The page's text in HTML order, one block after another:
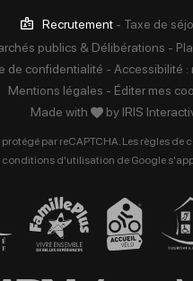
Recrutement - Taxe de
publics & Délibérations -
de confidentialité - Accessibilité :
Mentions légales - Éditer mes
Made with
by IRIS
protégé par reCAPTCHA. Les règles de
conditions d'utilisation de Google